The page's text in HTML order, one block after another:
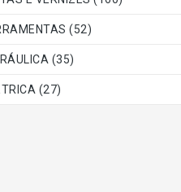
(52)
(35)
(27)